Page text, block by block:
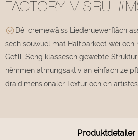
FACTORY MISIRUI
Déi cremewäiss Liederuewerfläch
sech souwuel mat Haltbarkeet wéi och
Gefill. Seng klassesch gewebte
nëmmen atmungsaktiv an einfach ze
dräidimensionaler Textur och en
Produktdetailer